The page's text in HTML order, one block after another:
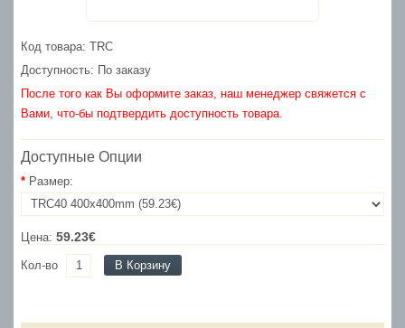
Код товара: TRC
Доступность: По заказу
После того как Вы оформите заказ, наш менеджер свяжется с
Вами, что-бы подтвердить доступность товара.
Доступные Опции
Размер:
Цена: 59.23€
Кол-во В Корзину